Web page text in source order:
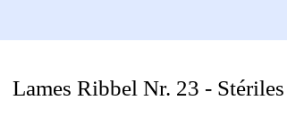
Lames Ribbel Nr. 23 -